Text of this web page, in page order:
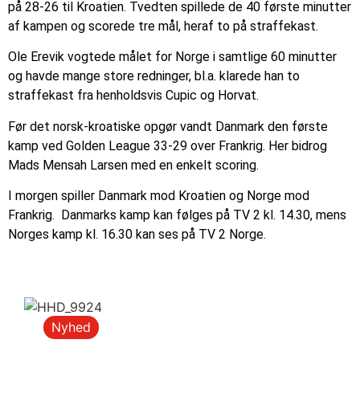
på 28-26 til Kroatien. Tvedten spillede de 40 første minutter
af kampen og scorede tre mål, heraf to på straffekast.
Ole Erevik vogtede målet for Norge i samtlige 60 minutter
og havde mange store redninger, bl.a. klarede han to
straffekast fra henholdsvis Cupic og Horvat.
Før det norsk-kroatiske opgør vandt Danmark den første
kamp ved Golden League 33-29 over Frankrig. Her bidrog
Mads Mensah Larsen med en enkelt scoring.
I morgen spiller Danmark mod Kroatien og Norge mod
Frankrig. Danmarks kamp kan følges på TV 2 kl. 14.30, mens
Norges kamp kl. 16.30 kan ses på TV 2 Norge.
Nyhed